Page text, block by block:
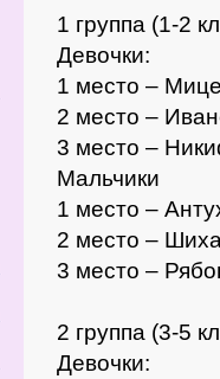
1 группа (1-2
Девочки:
1 место –
2 место –
3 место –
Мальчики
1 место –
2 место –
3 место –
2 группа (3-5
Девочки: